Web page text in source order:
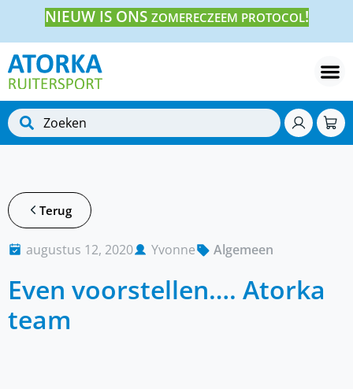
NIEUW IS ONS ZOMERECZEEM PROTOCOL!
Terug
augustus 12, 2020 Yvonne Algemeen
Even voorstellen…. Atorka
team